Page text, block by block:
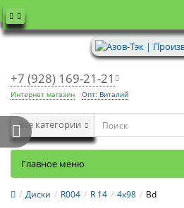
+7 (928) 169-21-21
Интернет магазин Опт: Виталий
Все категории
Главное меню
Диски R004 R 14 4x98 Bd